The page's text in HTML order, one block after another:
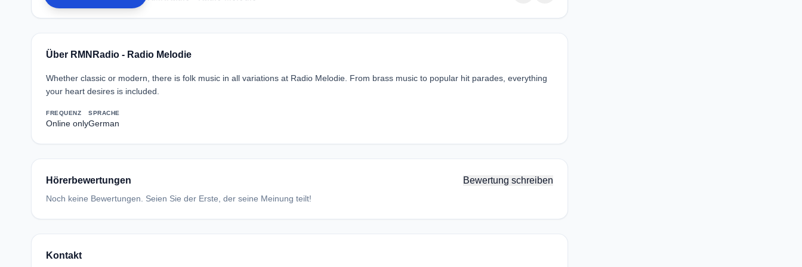
Über RMNRadio - Radio Melodie
Whether classic or modern, there is folk music in all variations at Radio Melodie. From brass music to popular hit parades, everything
your heart desires is included.
FREQUENZ
Online only
SPRACHE
German
Hörerbewertungen Bewertung schreiben
Noch keine Bewertungen. Seien Sie der Erste, der seine Meinung teilt!
Kontakt